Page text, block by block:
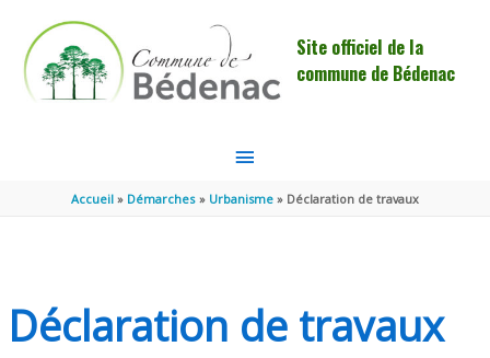
Site officiel de la
commune de Bédenac
MENU
PRINCIPAL
Accueil Démarches Urbanisme Déclaration de travaux
Déclaration de travaux